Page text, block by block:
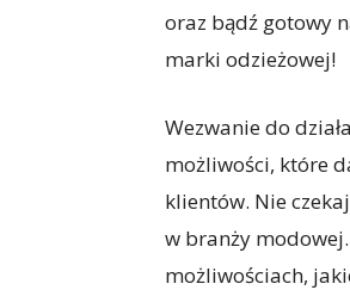
oraz bądź gotowy
marki odzieżowej!
Wezwanie do
możliwości, które
klientów. Nie
w branży
możliwościach,